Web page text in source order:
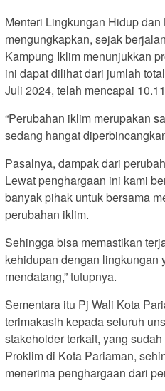
Menteri Lingkungan Hidup
mengungkapkan, sejak
Kampung Iklim menunjukkan
ini dapat dilihat dari jumlah
Juli 2024, telah mencapai
“Perubahan iklim merupakan
sedang hangat
Pasalnya, dampak dari
Lewat penghargaan ini kami
banyak pihak untuk bersama
perubahan iklim.
Sehingga bisa memastikan
kehidupan dengan lingkungan
mendatang,” tutupnya.
Sementara itu Pj Wali Kota
terimakasih kepada seluruh
stakeholder terkait, yang
Proklim di Kota Pariaman,
menerima penghargaan dari